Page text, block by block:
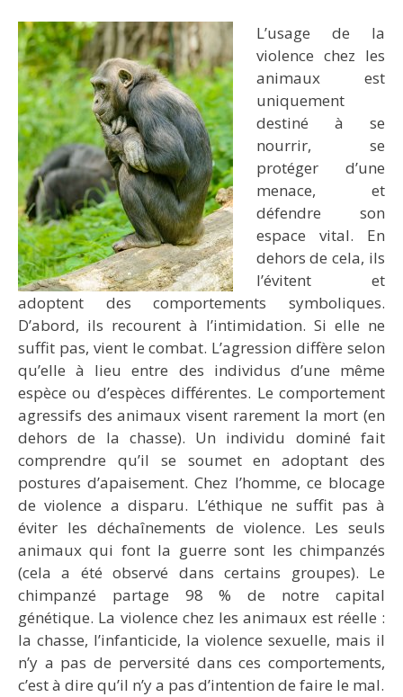
L’usage de la
violence chez les
animaux est
uniquement
destiné à se
nourrir, se
protéger d’une
menace, et
défendre son
espace vital. En
dehors de cela, ils
l’évitent et
adoptent des comportements symboliques.
D’abord, ils recourent à l’intimidation. Si elle ne
suffit pas, vient le combat. L’agression diffère selon
qu’elle à lieu entre des individus d’une même
espèce ou d’espèces différentes. Le comportement
agressifs des animaux visent rarement la mort (en
dehors de la chasse). Un individu dominé fait
comprendre qu’il se soumet en adoptant des
postures d’apaisement. Chez l’homme, ce blocage
de violence a disparu. L’éthique ne suffit pas à
éviter les déchaînements de violence. Les seuls
animaux qui font la guerre sont les chimpanzés
(cela a été observé dans certains groupes). Le
chimpanzé partage 98 % de notre capital
génétique. La violence chez les animaux est réelle :
la chasse, l’infanticide, la violence sexuelle, mais il
n’y a pas de perversité dans ces comportements,
c’est à dire qu’il n’y a pas d’intention de faire le mal.